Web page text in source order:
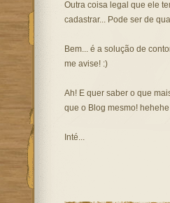
Outra coisa legal que ele
cadastrar... Pode ser de
Bem... é a solução de
me avise! :)
Ah! E quer saber o que
que o Blog mesmo! hehehe
Inté...